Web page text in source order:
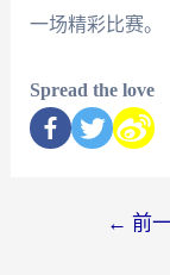
一场精彩比赛。
Spread the love
← 前